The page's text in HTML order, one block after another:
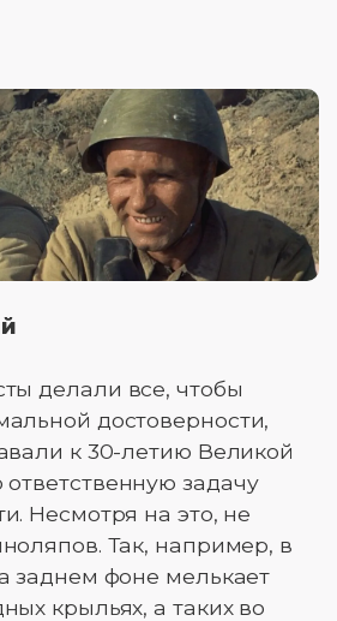
делали все, чтобы
достоверности,
к 30-летию Великой
задачу
Несмотря на это, не
Так, например, в
заднем фоне мелькает
крыльях, а таких во